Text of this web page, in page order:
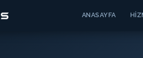
ANASAYFA